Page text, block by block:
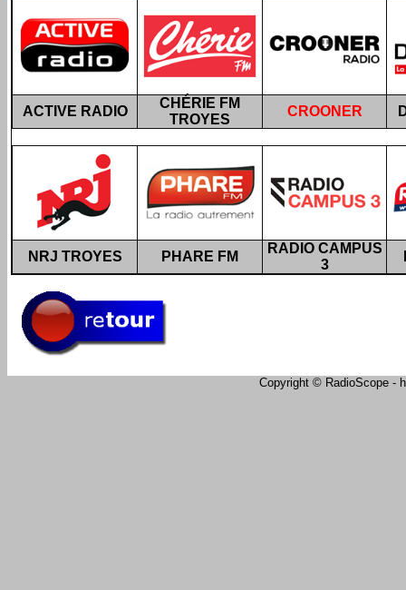
ACTIVE RADIO
CHÉRIE FM
TROYES
CROONER
NRJ TROYES PHARE FM
RADIO CAMPUS
3
Copyright © RadioScope -